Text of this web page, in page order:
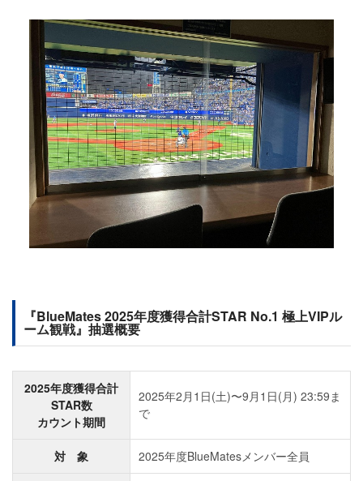
『BlueMates 2025年度獲得合計STAR No.1 極上VIPル
ーム観戦』抽選概要
2025年度獲得合計
STAR数
カウント期間
2025年2月1日(土)〜9月1日(月) 23:59ま
で
対 象 2025年度BlueMatesメンバー全員